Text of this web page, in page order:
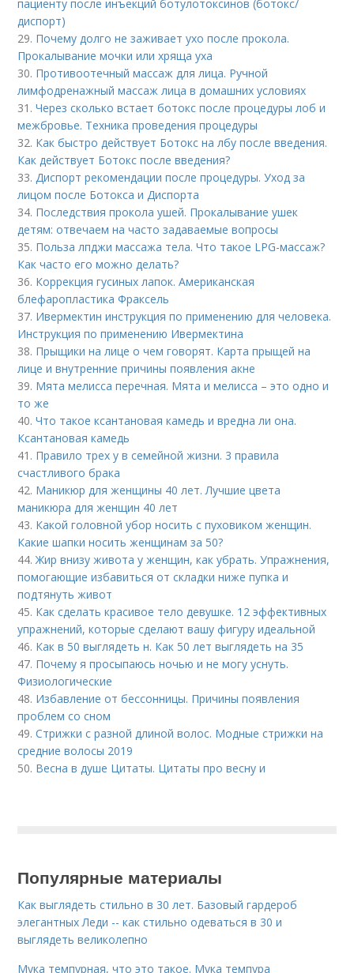
пациенту после инъекций ботулотоксинов (ботокс/
диспорт)
29. Почему долго не заживает ухо после прокола.
Прокалывание мочки или хряща уха
30. Противоотечный массаж для лица. Ручной
лимфодренажный массаж лица в домашних условиях
31.Через сколько встает ботокс после процедуры лоб и
межбровье. Техника проведения процедуры
32. Как быстро действует Ботокс на лбу после введения.
Как действует Ботокс после введения?
33.Диспорт рекомендации после процедуры. Уход за
лицом после Ботокса и Диспорта
34. Последствия прокола ушей. Прокалывание ушек
детям: отвечаем на часто задаваемые вопросы
35. Польза лпджи массажа тела. Что такое LPG-массаж?
Как часто его можно делать?
36. Коррекция гусиных лапок. Американская
блефаропластика Фраксель
37. Ивермектин инструкция по применению для человека.
Инструкция по применению Ивермектина
38. Прыщики на лице о чем говорят. Карта прыщей на
лице и внутренние причины появления акне
39. Мята мелисса перечная. Мята и мелисса – это одно и
то же
40.Что такое ксантановая камедь и вредна ли она.
Ксантановая камедь
41. Правило трех у в семейной жизни. 3 правила
счастливого брака
42. Маникюр для женщины 40 лет. Лучшие цвета
маникюра для женщин 40 лет
43. Какой головной убор носить с пуховиком женщин.
Какие шапки носить женщинам за 50?
44.Жир внизу живота у женщин, как убрать. Упражнения,
помогающие избавиться от складки ниже пупка и
подтянуть живот
45. Как сделать красивое тело девушке. 12 эффективных
упражнений, которые сделают вашу фигуру идеальной
46. Как в 50 выглядеть н. Как 50 лет выглядеть на 35
47. Почему я просыпаюсь ночью и не могу уснуть.
Физиологические
48. Избавление от бессонницы. Причины появления
проблем со сном
49.Стрижки с разной длиной волос. Модные стрижки на
средние волосы 2019
50. Весна в душе Цитаты. Цитаты про весну и
Популярные материалы
Как выглядеть стильно в 30 лет. Базовый гардероб
элегантных Леди -- как стильно одеваться в 30 и
выглядеть великолепно
Мука темпурная, что это такое. Мука темпура